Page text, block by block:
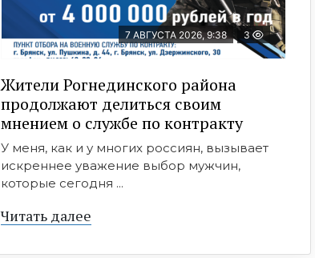
7 АВГУСТА 2026, 9:38 3
Жители Рогнединского района
продолжают делиться своим
мнением о службе по контракту
У меня, как и у многих россиян, вызывает
искреннее уважение выбор мужчин,
которые сегодня ...
Читать далее